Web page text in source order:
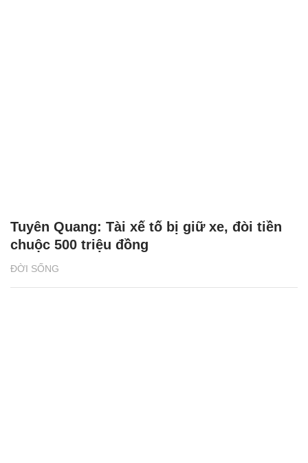
ĐỜI SỐNG
Tuyên Quang: Tài xế tố bị giữ xe, đòi tiền
chuộc 500 triệu đồng